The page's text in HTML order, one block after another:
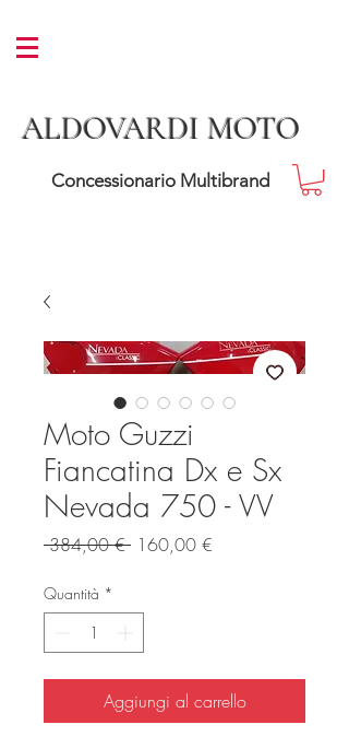
ALDOVARDI MOTO
Concessionario Multibrand
Moto Guzzi
Fiancatina Dx e Sx
Nevada 750 - VV
384,00 € Prezzo regolare
160,00 €
Quantità *
Aggiungi al carrello